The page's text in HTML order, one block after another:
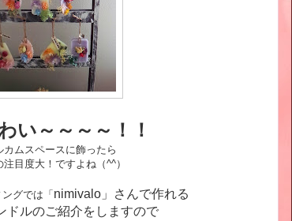
い～～～～！！
カムスペースに飾ったら
目度大！ですよね（^^）
グでは「 nimivalo」さんで作れる
ドルのご紹介をしますので